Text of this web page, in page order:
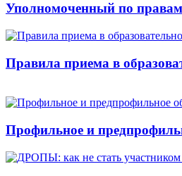
Уполномоченный по правам
Правила приема в
Профильное и